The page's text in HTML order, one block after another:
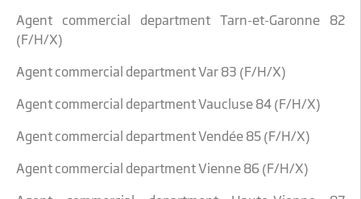
Agent commercial department Tarn-et-Garonne 82
(F/H/X)
Agent commercial department Var 83 (F/H/X)
Agent commercial department Vaucluse 84 (F/H/X)
Agent commercial department Vendée 85 (F/H/X)
Agent commercial department Vienne 86 (F/H/X)